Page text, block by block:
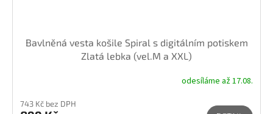
Bavlněná vesta košile Spiral s digitálním potiskem
Zlatá lebka (vel.M a XXL)
odesíláme až 17.08.
743 Kč bez DPH